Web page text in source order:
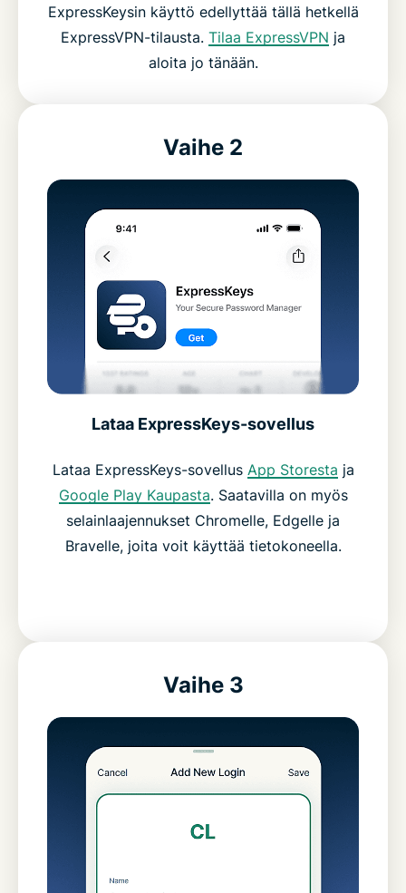
ExpressKeysin käyttö edellyttää tällä hetkellä
ExpressVPN-tilausta. Tilaa ExpressVPN ja
aloita jo tänään.
Vaihe 2
Lataa ExpressKeys-sovellus
Lataa ExpressKeys-sovellus App Storesta ja
Google Play Kaupasta. Saatavilla on myös
selainlaajennukset Chromelle, Edgelle ja
Bravelle, joita voit käyttää tietokoneella.
Vaihe 3